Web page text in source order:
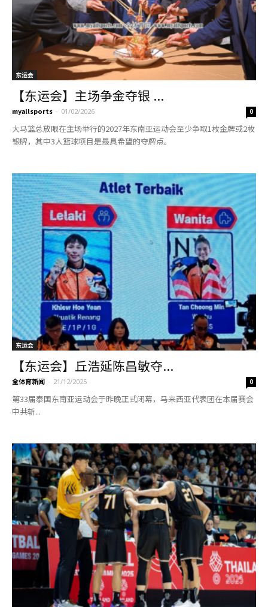
东运会
【东运会】主场争金夺银 ...
myallsports - 01/02/2026 0
大马篮总放眼在主场举行的2027年东南亚运动会至少争取1枚金牌或2枚
银牌，其中3人篮球项目是最具希望的夺牌点。
东运会
【东运会】丘浩延陈昌敏夺...
全体育新闻 - 21/12/2025 0
第33届泰国东南亚运动会于昨晚正式闭幕，马来西亚代表团在本届赛会
中共斩...